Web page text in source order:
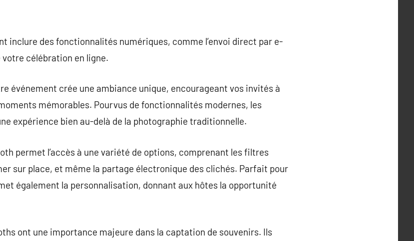
inclure des fonctionnalités numériques, comme l’envoi direct par e-
célébration en ligne.
événement crée une ambiance unique, encourageant vos invités à
mémorables. Pourvus de fonctionnalités modernes, les
expérience bien au-delà de la photographie traditionnelle.
permet l’accès à une variété de options, comprenant les filtres
sur place, et même la partage électronique des clichés. Parfait pour
également la personnalisation, donnant aux hôtes la opportunité
ont une importance majeure dans la captation de souvenirs. Ils